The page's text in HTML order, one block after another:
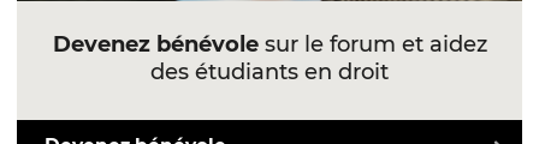
Devenez bénévolesur le forum et aidez
des étudiants en droit